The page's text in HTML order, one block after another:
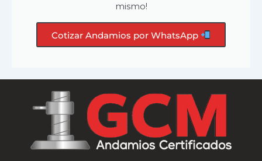
mismo!
Cotizar Andamios por WhatsApp